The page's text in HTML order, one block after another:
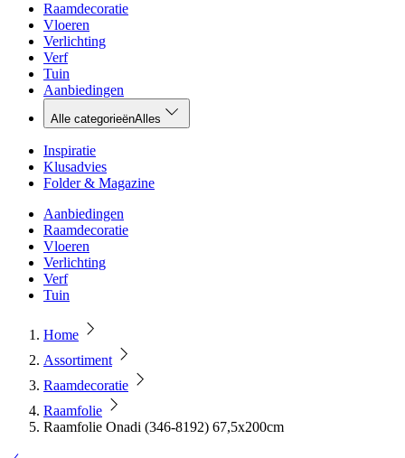
Raamdecoratie
Vloeren
Verlichting
Verf
Tuin
Aanbiedingen
Alle categorieënAlles
Inspiratie
Klusadvies
Folder & Magazine
Aanbiedingen
Raamdecoratie
Vloeren
Verlichting
Verf
Tuin
Home
Assortiment
Raamdecoratie
Raamfolie
Raamfolie Onadi (346-8192) 67,5x200cm